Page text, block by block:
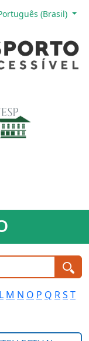
(Brasil)
L M N O P Q RS T